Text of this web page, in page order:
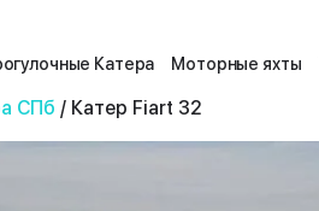
Катера Моторные яхты
СПб / Катер Fiart 32